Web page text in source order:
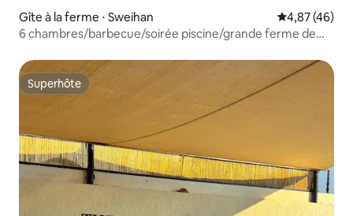
Gîte à la ferme ⋅ Sweihan Évaluation
4,87 (46)
6 chambres/barbecue/soirée piscine/grande ferme de
Superhôte
Superhôte